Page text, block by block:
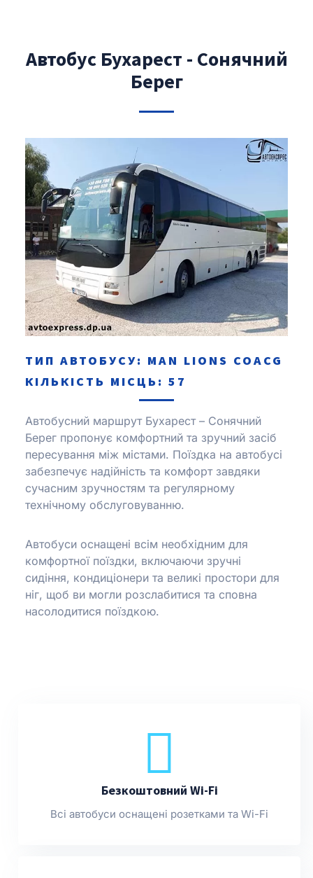
Автобус Бухарест - Сонячний
Берег
ТИП АВТОБУСУ: MAN LІONS COACG
КІЛЬКІСТЬ МІСЦЬ: 57
Автобусний маршрут Бухарест – Сонячний
Берег пропонує комфортний та зручний засіб
пересування між містами. Поїздка на автобусі
забезпечує надійність та комфорт завдяки
сучасним зручностям та регулярному
технічному обслуговуванню.
Автобуси оснащені всім необхідним для
комфортної поїздки, включаючи зручні
сидіння, кондиціонери та великі простори для
ніг, щоб ви могли розслабитися та сповна
насолодитися поїздкою.
Безкоштовний Wi-Fi
Всі автобуси оснащені розетками та Wi-Fi